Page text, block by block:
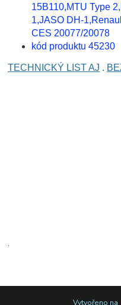
15B110,MTU Type
1,JASO DH-
CES 20077/20078
kód produktu 45230
TECHNICKÝ LIST AJ .
.
Vytvořeno na